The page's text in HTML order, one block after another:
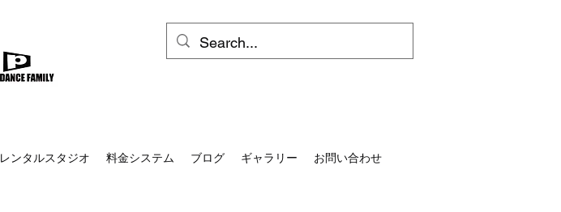
レンタルスタジオ 料金システム ブログ ギャラリー お問い合わせ